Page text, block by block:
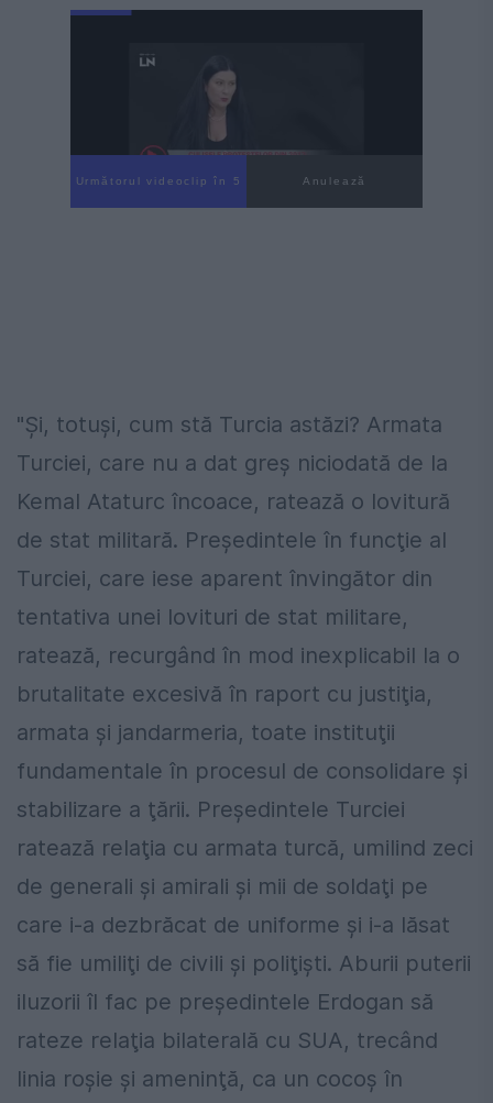
Următorul videoclip în 4 Anulează
"Şi, totuşi, cum stă Turcia astăzi? Armata
Turciei, care nu a dat greş niciodată de la
Kemal Ataturc încoace, ratează o lovitură
de stat militară. Preşedintele în funcţie al
Turciei, care iese aparent învingător din
tentativa unei lovituri de stat militare,
ratează, recurgând în mod inexplicabil la o
brutalitate excesivă în raport cu justiţia,
armata şi jandarmeria, toate instituţii
fundamentale în procesul de consolidare şi
stabilizare a ţării. Preşedintele Turciei
ratează relaţia cu armata turcă, umilind zeci
de generali şi amirali şi mii de soldaţi pe
care i-a dezbrăcat de uniforme şi i-a lăsat
să fie umiliţi de civili şi poliţişti. Aburii puterii
iluzorii îl fac pe preşedintele Erdogan să
rateze relaţia bilaterală cu SUA, trecând
linia roşie şi ameninţă, ca un cocoş în